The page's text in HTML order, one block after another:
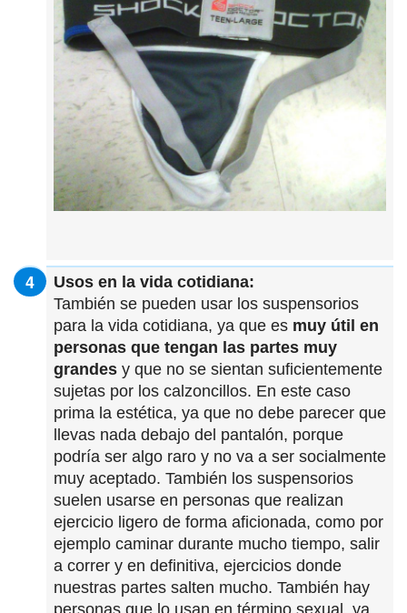
Usos en la vida cotidiana:
También se pueden usar los suspensorios
para la vida cotidiana, ya que es muy útil en
personas que tengan las partes muy
grandes y que no se sientan suficientemente
sujetas por los calzoncillos. En este caso
prima la estética, ya que no debe parecer que
llevas nada debajo del pantalón, porque
podría ser algo raro y no va a ser socialmente
muy aceptado. También los suspensorios
suelen usarse en personas que realizan
ejercicio ligero de forma aficionada, como por
ejemplo caminar durante mucho tiempo, salir
a correr y en definitiva, ejercicios donde
nuestras partes salten mucho. También hay